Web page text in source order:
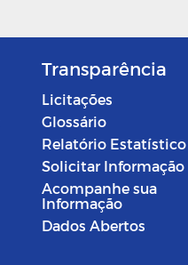
Transparência
Licitações
Glossário
Relatório Estatístico
Solicitar Informação
Acompanhe sua
Informação
Dados Abertos